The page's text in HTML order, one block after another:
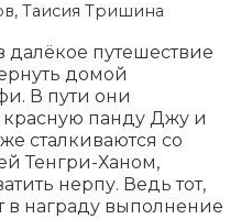
Таисия Тришина
далёкое путешествие
домой
В пути они
красную панду Джу и
сталкиваются со
Тенгри-Ханом,
нерпу. Ведь тот,
в награду выполнение